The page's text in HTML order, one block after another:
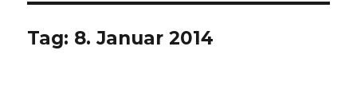
Tag: 8. Januar 2014